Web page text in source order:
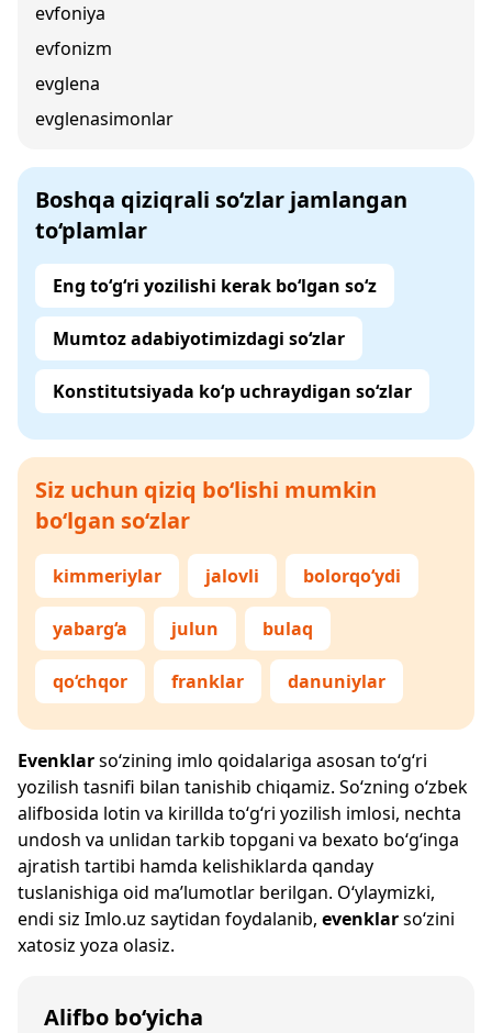
evfoniya
evfonizm
evglena
evglenasimonlar
Boshqa qiziqrali so‘zlar jamlangan
to‘plamlar
Eng to‘g‘ri yozilishi kerak bo‘lgan so‘z
Mumtoz adabiyotimizdagi so‘zlar
Konstitutsiyada ko‘p uchraydigan so‘zlar
Siz uchun qiziq bo‘lishi mumkin
bo‘lgan so‘zlar
kimmeriylar jalovli bolorqo‘ydi
yabarg‘a julun bulaq
qo‘chqor franklar danuniylar
Evenklarso‘zining imlo qoidalariga asosan to‘g‘ri
yozilish tasnifi bilan tanishib chiqamiz. So‘zning o‘zbek
alifbosida lotin va kirillda to‘g‘ri yozilish imlosi, nechta
undosh va unlidan tarkib topgani va bexato bo‘g‘inga
ajratish tartibi hamda kelishiklarda qanday
tuslanishiga oid ma’lumotlar berilgan. O‘ylaymizki,
endi siz Imlo.uz saytidan foydalanib, evenklarso‘zini
xatosiz yoza olasiz.
Alifbo bo‘yicha